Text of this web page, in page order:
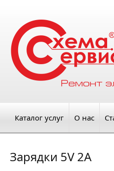
Каталог услуг О нас
Зарядки 5V 2A